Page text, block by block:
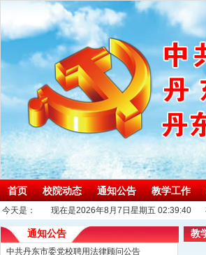
首页 校院动态 通知公告 教学工作
今天是： 现在是2026年8月7日星期五 02:39:41
通知公告
中共丹东市委党校聘用法律顾问公告
教